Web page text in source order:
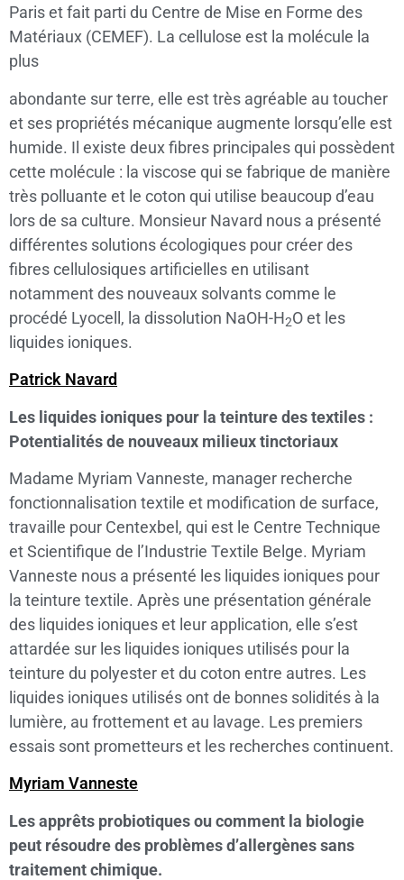
Paris et fait parti du Centre de Mise en Forme des
Matériaux (CEMEF). La cellulose est la molécule la
plus
abondante sur terre, elle est très agréable au toucher
et ses propriétés mécanique augmente lorsqu’elle est
humide. Il existe deux fibres principales qui possèdent
cette molécule : la viscose qui se fabrique de manière
très polluante et le coton qui utilise beaucoup d’eau
lors de sa culture. Monsieur Navard nous a présenté
différentes solutions écologiques pour créer des
fibres cellulosiques artificielles en utilisant
notamment des nouveaux solvants comme le
procédé Lyocell, la dissolution NaOH-H2O et les
liquides ioniques.
Patrick Navard
Les liquides ioniques pour la teinture des textiles :
Potentialités de nouveaux milieux tinctoriaux
Madame Myriam Vanneste, manager recherche
fonctionnalisation textile et modification de surface,
travaille pour Centexbel, qui est le Centre Technique
et Scientifique de l’Industrie Textile Belge. Myriam
Vanneste nous a présenté les liquides ioniques pour
la teinture textile. Après une présentation générale
des liquides ioniques et leur application, elle s’est
attardée sur les liquides ioniques utilisés pour la
teinture du polyester et du coton entre autres. Les
liquides ioniques utilisés ont de bonnes solidités à la
lumière, au frottement et au lavage. Les premiers
essais sont prometteurs et les recherches continuent.
Myriam Vanneste
Les apprêts probiotiques ou comment la biologie
peut résoudre des problèmes d’allergènes sans
traitement chimique.